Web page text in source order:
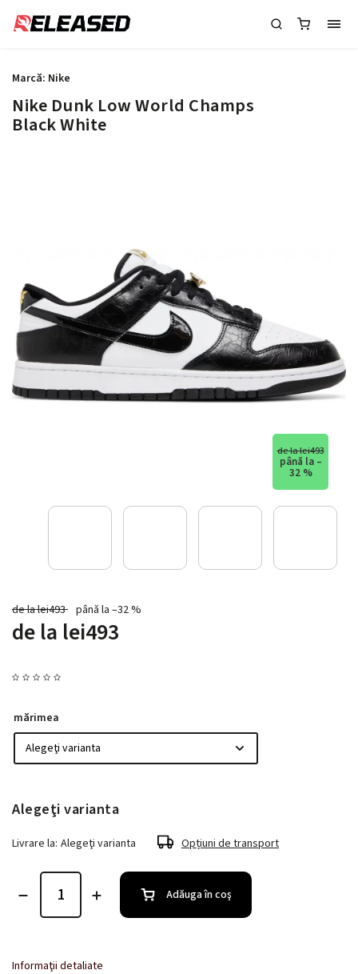
Nike Dunk Low World Champs
Black White
de la lei493
până la –
32 %
de la lei493 până la –32 %
de la lei493
Marcă: Nike
mărimea
Alegeţi varianta
Livrare la: Alegeţi varianta Opțiuni de transport
Adăuga în coş
Informaţii detaliate